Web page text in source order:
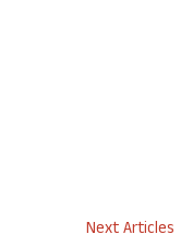
Next Articles